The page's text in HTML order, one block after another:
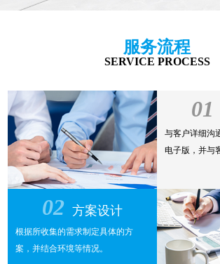
服务流程
SERVICE PROCESS
01
与客户详细沟
电子版，并与
02 方案设计
根据所收集的需求制定具体的方
案，并结合环境等情况。